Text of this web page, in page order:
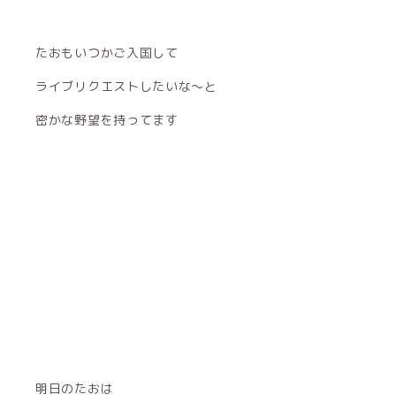
たおもいつかご入国して
ライブリクエストしたいな〜と
密かな野望を持ってます
明日のたおは